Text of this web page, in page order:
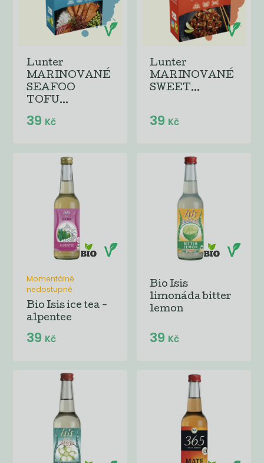
Lunter
MARINOVANÉ
SEAFOO
TOFU...
39 Kč
Lunter
MARINOVANÉ
SWEET...
39 Kč
Momentálně
nedostupné
Bio Isis ice tea -
alpentee
39 Kč
Bio Isis
limonáda bitter
lemon
39 Kč